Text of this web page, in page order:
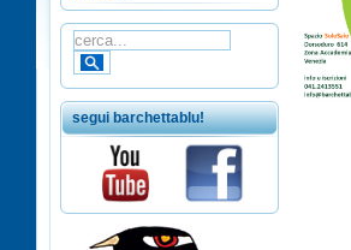
segui barchettablu!